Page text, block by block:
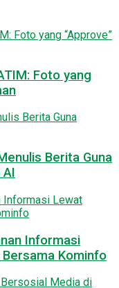
Foto yang
Berita Guna
Informasi
Kominfo